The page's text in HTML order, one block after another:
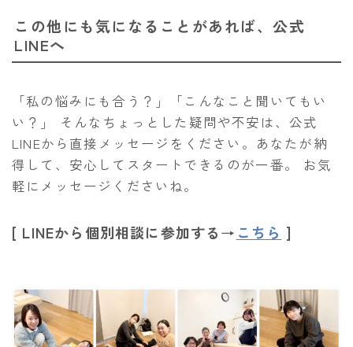
この他にも気になることがあれば、公式
LINEへ
「私の悩みにも合う？」「こんなこと聞いてもい
い？」 そんなちょっとした疑問や不安は、公式
LINEから直接メッセージをください。あなたが納
得して、安心してスタートできるのが一番。 お気
軽にメッセージくださいね。
[ LINEから個別相談に参加する→ こちら ]